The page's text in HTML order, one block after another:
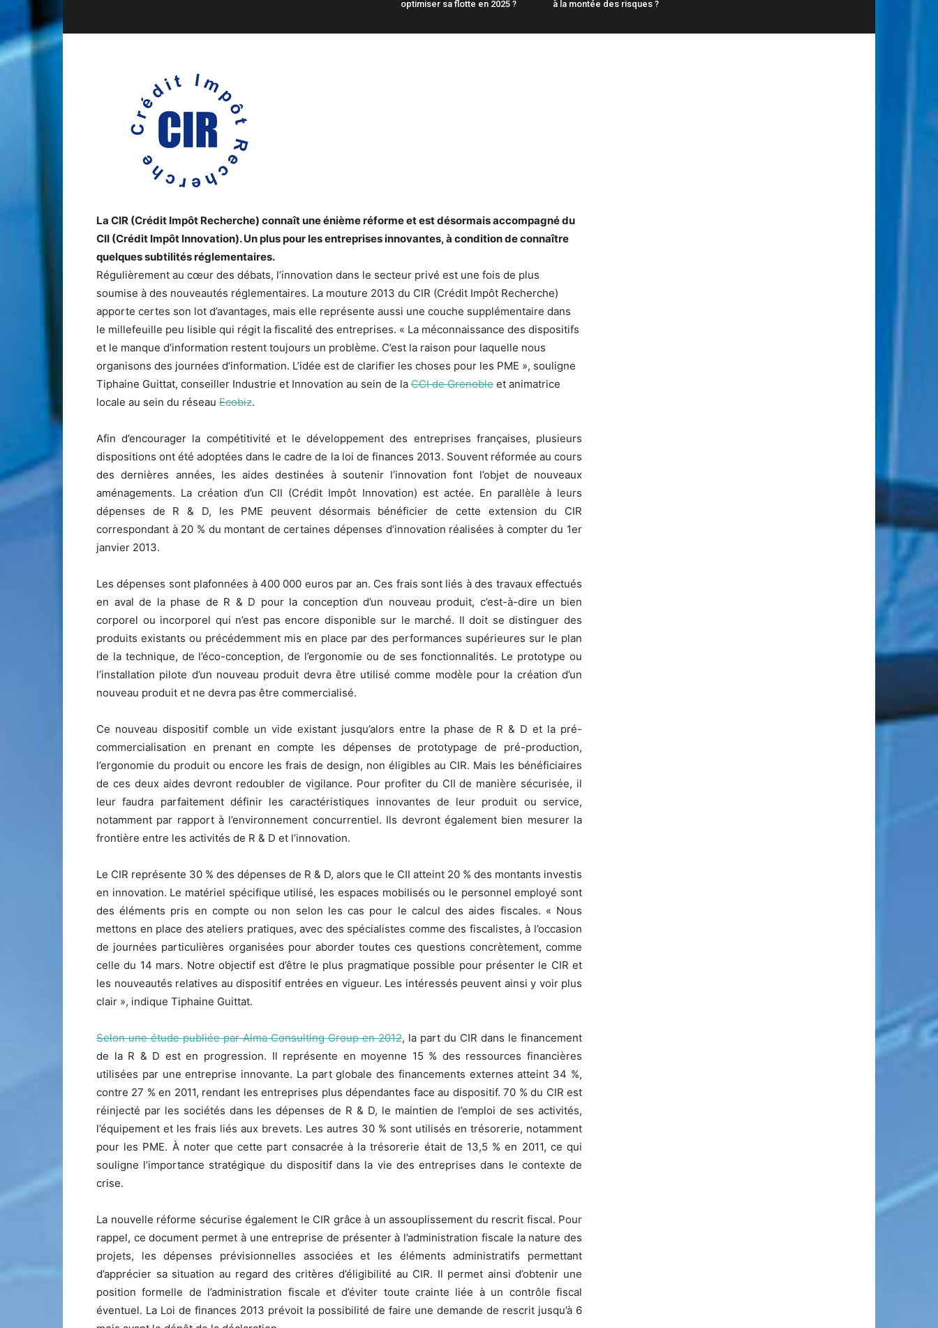
optimiser sa flotte en 2025 ?
à la montée des risques ?
La CIR (Crédit Impôt Recherche) connaît une énième réforme et est désormais accompagné du
CII (Crédit Impôt Innovation). Un plus pour les entreprises innovantes, à condition de connaître
quelques subtilités réglementaires.
Régulièrement au cœur des débats, l’innovation dans le secteur privé est une fois de plus
soumise à des nouveautés réglementaires. La mouture 2013 du CIR (Crédit Impôt Recherche)
apporte certes son lot d’avantages, mais elle représente aussi une couche supplémentaire dans
le millefeuille peu lisible qui régit la fiscalité des entreprises. « La méconnaissance des dispositifs
et le manque d’information restent toujours un problème. C’est la raison pour laquelle nous
organisons des journées d’information. L’idée est de clarifier les choses pour les PME », souligne
Tiphaine Guittat, conseiller Industrie et Innovation au sein de la CCI de Grenoble et animatrice
locale au sein du réseau Ecobiz.
Afin d’encourager la compétitivité et le développement des entreprises françaises, plusieurs
dispositions ont été adoptées dans le cadre de la loi de finances 2013. Souvent réformée au cours
des dernières années, les aides destinées à soutenir l’innovation font l’objet de nouveaux
aménagements. La création d’un CII (Crédit Impôt Innovation) est actée. En parallèle à leurs
dépenses de R & D, les PME peuvent désormais bénéficier de cette extension du CIR
correspondant à 20 % du montant de certaines dépenses d’innovation réalisées à compter du 1er
janvier 2013.
Les dépenses sont plafonnées à 400 000 euros par an. Ces frais sont liés à des travaux effectués
en aval de la phase de R & D pour la conception d’un nouveau produit, c’est-à-dire un bien
corporel ou incorporel qui n’est pas encore disponible sur le marché. Il doit se distinguer des
produits existants ou précédemment mis en place par des performances supérieures sur le plan
de la technique, de l’éco-conception, de l’ergonomie ou de ses fonctionnalités. Le prototype ou
l’installation pilote d’un nouveau produit devra être utilisé comme modèle pour la création d’un
nouveau produit et ne devra pas être commercialisé.
Ce nouveau dispositif comble un vide existant jusqu’alors entre la phase de R & D et la pré-
commercialisation en prenant en compte les dépenses de prototypage de pré-production,
l’ergonomie du produit ou encore les frais de design, non éligibles au CIR. Mais les bénéficiaires
de ces deux aides devront redoubler de vigilance. Pour profiter du CII de manière sécurisée, il
leur faudra parfaitement définir les caractéristiques innovantes de leur produit ou service,
notamment par rapport à l’environnement concurrentiel. Ils devront également bien mesurer la
frontière entre les activités de R & D et l’innovation.
Le CIR représente 30 % des dépenses de R & D, alors que le CII atteint 20 % des montants investis
en innovation. Le matériel spécifique utilisé, les espaces mobilisés ou le personnel employé sont
des éléments pris en compte ou non selon les cas pour le calcul des aides fiscales. « Nous
mettons en place des ateliers pratiques, avec des spécialistes comme des fiscalistes, à l’occasion
de journées particulières organisées pour aborder toutes ces questions concrètement, comme
celle du 14 mars. Notre objectif est d’être le plus pragmatique possible pour présenter le CIR et
les nouveautés relatives au dispositif entrées en vigueur. Les intéressés peuvent ainsi y voir plus
clair », indique Tiphaine Guittat.
Selon une étude publiée par Alma Consulting Group en 2012, la part du CIR dans le financement
de la R & D est en progression. Il représente en moyenne 15 % des ressources financières
utilisées par une entreprise innovante. La part globale des financements externes atteint 34 %,
contre 27 % en 2011, rendant les entreprises plus dépendantes face au dispositif. 70 % du CIR est
réinjecté par les sociétés dans les dépenses de R & D, le maintien de l’emploi de ses activités,
l’équipement et les frais liés aux brevets. Les autres 30 % sont utilisés en trésorerie, notamment
pour les PME. À noter que cette part consacrée à la trésorerie était de 13,5 % en 2011, ce qui
souligne l’importance stratégique du dispositif dans la vie des entreprises dans le contexte de
crise.
La nouvelle réforme sécurise également le CIR grâce à un assouplissement du rescrit fiscal. Pour
rappel, ce document permet à une entreprise de présenter à l’administration fiscale la nature des
projets, les dépenses prévisionnelles associées et les éléments administratifs permettant
d’apprécier sa situation au regard des critères d’éligibilité au CIR. Il permet ainsi d’obtenir une
position formelle de l’administration fiscale et d’éviter toute crainte liée à un contrôle fiscal
éventuel. La Loi de finances 2013 prévoit la possibilité de faire une demande de rescrit jusqu’à 6